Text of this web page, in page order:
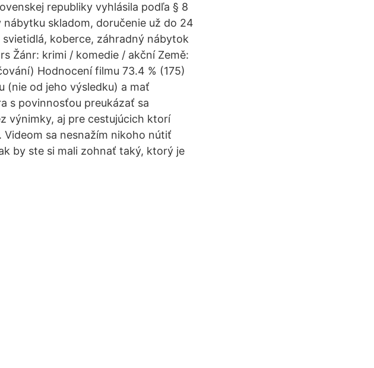
republiky vyhlásila podľa § 8
skladom, doručenie už do 24
koberce, záhradný nábytok
Žánr: krimi / komedie / akční Země:
Hodnocení filmu 73.4 % (175)
od jeho výsledku) a mať
s povinnosťou preukázať sa
výnimky, aj pre cestujúcich ktorí
Videom sa nesnažím nikoho nútiť
by ste si mali zohnať taký, ktorý je